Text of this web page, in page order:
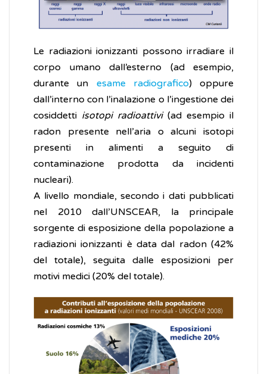
Le radiazioni ionizzanti possono irradiare il
corpo umano dall’esterno (ad esempio,
durante un esame radiografico) oppure
dall’interno con l’inalazione o l’ingestione dei
cosiddetti isotopi radioattivi(ad esempio il
radon presente nell’aria o alcuni isotopi
presenti in alimenti a seguito di
contaminazione prodotta da incidenti
nucleari).
A livello mondiale, secondo i dati pubblicati
nel 2010 dall’UNSCEAR, la principale
sorgente di esposizione della popolazione a
radiazioni ionizzanti è data dal radon (42%
del totale), seguita dalle esposizioni per
motivi medici (20% del totale).